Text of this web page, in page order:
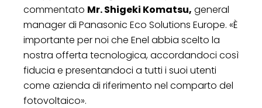
commentato Mr. Shigeki Komatsu, general
manager di Panasonic Eco Solutions Europe. «È
importante per noi che Enel abbia scelto la
nostra offerta tecnologica, accordandoci così
fiducia e presentandoci a tutti i suoi utenti
come azienda di riferimento nel comparto del
fotovoltaico».